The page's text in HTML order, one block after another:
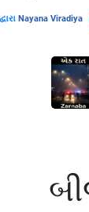
દ્વારા Nayana Viradiya